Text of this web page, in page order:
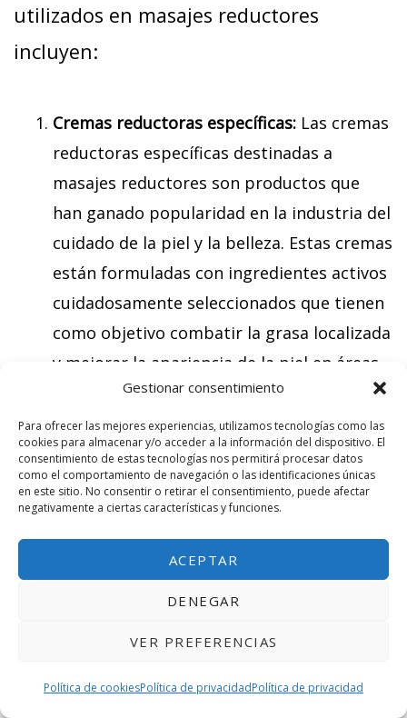
Gestionar consentimiento
Para ofrecer las mejores experiencias, utilizamos tecnologías como las
cookies para almacenar y/o acceder a la información del dispositivo. El
consentimiento de estas tecnologías nos permitirá procesar datos
como el comportamiento de navegación o las identificaciones únicas
en este sitio. No consentir o retirar el consentimiento, puede afectar
negativamente a ciertas características y funciones.
ACEPTAR
DENEGAR
VER PREFERENCIAS
Política de cookiesPolítica de privacidadPolítica de privacidad
utilizados en masajes reductores
incluyen:
Cremas reductoras específicas: Las cremas
reductoras específicas destinadas a
masajes reductores son productos que
han ganado popularidad en la industria del
cuidado de la piel y la belleza. Estas cremas
están formuladas con ingredientes activos
cuidadosamente seleccionados que tienen
como objetivo combatir la grasa localizada
y mejorar la apariencia de la piel en áreas
problemáticas, como el abdomen, los
muslos y los glúteos. A continuación, se
detallan algunos de los ingredientes
comunes que suelen encontrarse en estas
cremas:
1. Cafeína:La cafeína es un ingrediente
estimular la lipólisis, que es el proceso